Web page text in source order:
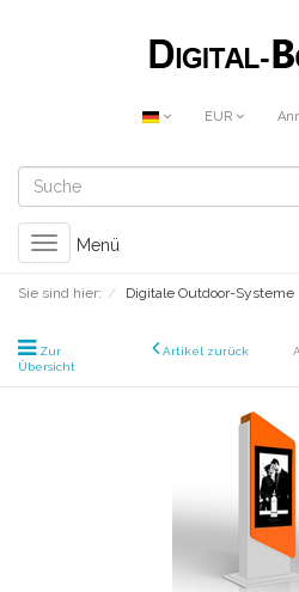
EUR
Toggle
navigation
Menü
Sie sind hier: Digitale Outdoor-Systeme
Zur
Übersicht
Artikel zurück